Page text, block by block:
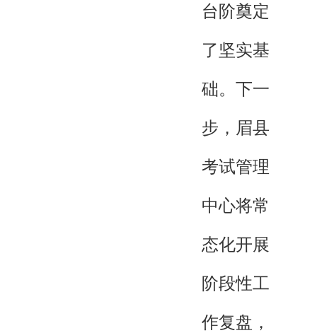
台阶奠定
了坚实基
础。下一
步，眉县
考试管理
中心将常
态化开展
阶段性工
作复盘，